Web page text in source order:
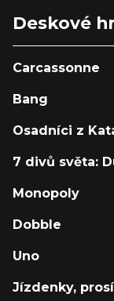
Deskové
Carcassonne
Bang
Osadníci z
7 divů světa:
Monopoly
Dobble
Uno
Jízdenky,